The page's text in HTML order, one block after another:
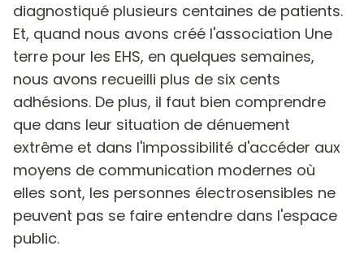
diagnostiqué plusieurs centaines de patients.
Et, quand nous avons créé l'association Une
terre pour les EHS, en quelques semaines,
nous avons recueilli plus de six cents
adhésions. De plus, il faut bien comprendre
que dans leur situation de dénuement
extrême et dans l'impossibilité d'accéder aux
moyens de communication modernes où
elles sont, les personnes électrosensibles ne
peuvent pas se faire entendre dans l'espace
public.